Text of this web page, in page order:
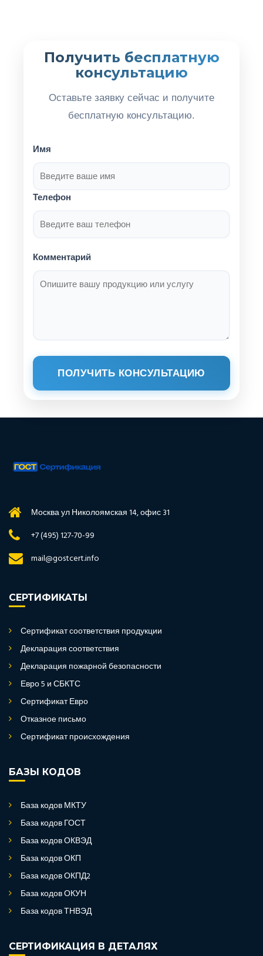
Получить бесплатную
консультацию
Оставьте заявку сейчас и получите
бесплатную консультацию.
Имя
Телефон
Комментарий
ПОЛУЧИТЬ КОНСУЛЬТАЦИЮ
Москва ул Николоямская 14, офис 31
+7 (495) 127-70-99
mail@gostcert.info
СЕРТИФИКАТЫ
Сертификат соответствия продукции
Декларация соответствия
Декларация пожарной безопасности
Евро 5 и СБКТС
Сертификат Евро
Отказное письмо
Сертификат происхождения
БАЗЫ КОДОВ
База кодов МКТУ
База кодов ГОСТ
База кодов ОКВЭД
База кодов ОКП
База кодов ОКПД2
База кодов ОКУН
База кодов ТНВЭД
СЕРТИФИКАЦИЯ В ДЕТАЛЯХ